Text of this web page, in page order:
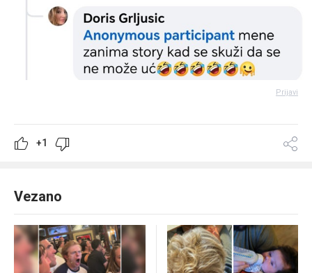
Prijavi
+1
Vezano